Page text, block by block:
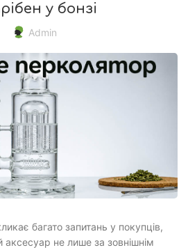
у бонзі
Admin
багато запитань у покупців,
аксесуар не лише за зовнішнім